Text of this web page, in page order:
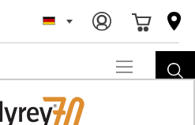
Select Store